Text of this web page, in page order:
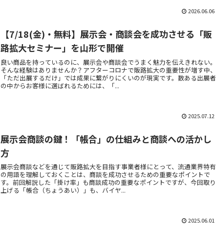
2026.06.06
【7/18(金)・無料】展示会・商談会を成功させる「販
路拡大セミナー」を山形で開催
良い商品を持っているのに、展示会や商談会でうまく魅力を伝えきれない。
そんな経験はありませんか？アフターコロナで販路拡大の重要性が増す中、
「ただ出展するだけ」では成果に繋がりにくいのが現実です。数ある出展者
の中からお客様に選ばれるためには、「...
2025.07.12
展示会商談の鍵！「帳合」の仕組みと商談への活かし
方
展示会商談などを通じて販路拡大を目指す事業者様にとって、流通業界特有
の用語を理解しておくことは、商談を成功させるための重要なポイントで
す。前回解説した「掛け率」も商談成功の重要なポイントですが、今回取り
上げる「帳合（ちょうあい）」も、バイヤ...
2025.06.01